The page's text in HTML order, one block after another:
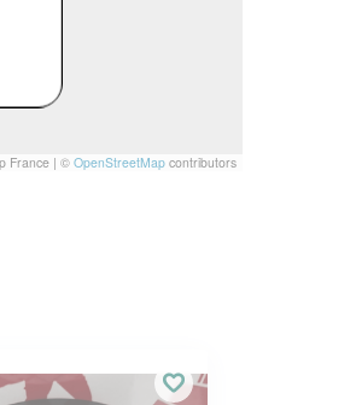
France | ©OpenStreetMap contributors